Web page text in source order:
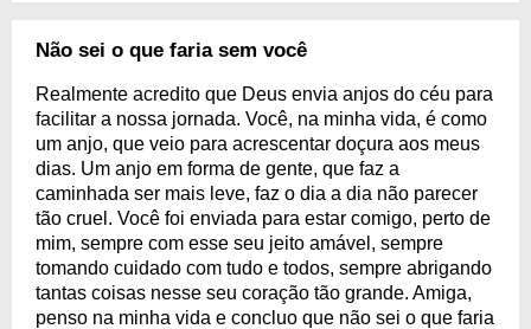
Não sei o que faria sem você
Realmente acredito que Deus envia anjos do céu para
facilitar a nossa jornada. Você, na minha vida, é como
um anjo, que veio para acrescentar doçura aos meus
dias. Um anjo em forma de gente, que faz a
caminhada ser mais leve, faz o dia a dia não parecer
tão cruel. Você foi enviada para estar comigo, perto de
mim, sempre com esse seu jeito amável, sempre
tomando cuidado com tudo e todos, sempre abrigando
tantas coisas nesse seu coração tão grande. Amiga,
penso na minha vida e concluo que não sei o que faria